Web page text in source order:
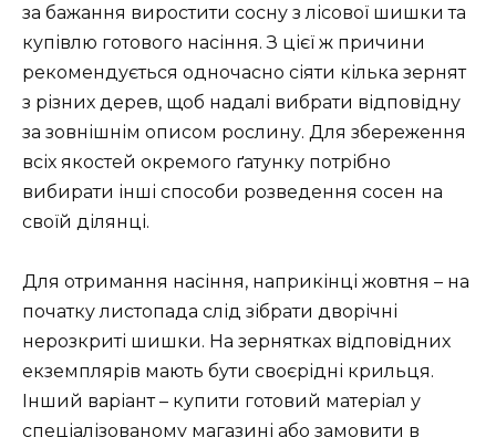
за бажання виростити сосну з лісової шишки та
купівлю готового насіння. З цієї ж причини
рекомендується одночасно сіяти кілька зернят
з різних дерев, щоб надалі вибрати відповідну
за зовнішнім описом рослину. Для збереження
всіх якостей окремого ґатунку потрібно
вибирати інші способи розведення сосен на
своїй ділянці.
Для отримання насіння, наприкінці жовтня – на
початку листопада слід зібрати дворічні
нерозкриті шишки. На зернятках відповідних
екземплярів мають бути своєрідні крильця.
Інший варіант – купити готовий матеріал у
спеціалізованому магазині або замовити в